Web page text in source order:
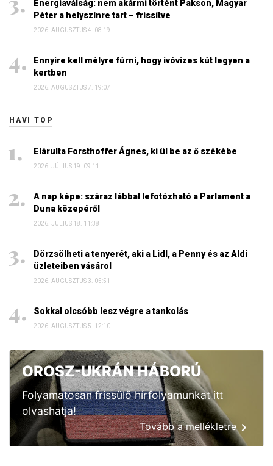
Energiaválság: nem akármi történt Pakson, Magyar
Péter a helyszínre tart – frissítve
2026. AUGUSZTUS 4. 08:19
Ennyire kell mélyre fúrni, hogy ivóvizes kút legyen a
kertben
2026. AUGUSZTUS 7. 19:07
HAVI TOP
Elárulta Forsthoffer Ágnes, ki ül be az ő székébe
2026. JÚLIUS 19. 09:11
A nap képe: száraz lábbal lefotózható a Parlament a
Duna közepéről
2026. JÚLIUS 18. 11:38
Dörzsölheti a tenyerét, aki a Lidl, a Penny és az Aldi
üzleteiben vásárol
2026. AUGUSZTUS 3. 05:51
Sokkal olcsóbb lesz végre a tankolás
2026. AUGUSZTUS 5. 12:10
OROSZ-UKRÁN HÁBORÚ
Folyamatosan frissülő hírfolyamunkat itt
olvashatja!
Tovább a mellékletre